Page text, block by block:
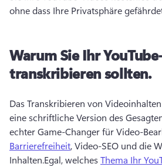
ohne dass Ihre Privatsphäre
Warum Sie Ihr
transkribieren sollten.
Das Transkribieren von
eine schriftliche Version des
echter Game-Changer für Video-
Barrierefreiheit, Video-SEO und die
Inhalten.Egal, welches Thema Ihr